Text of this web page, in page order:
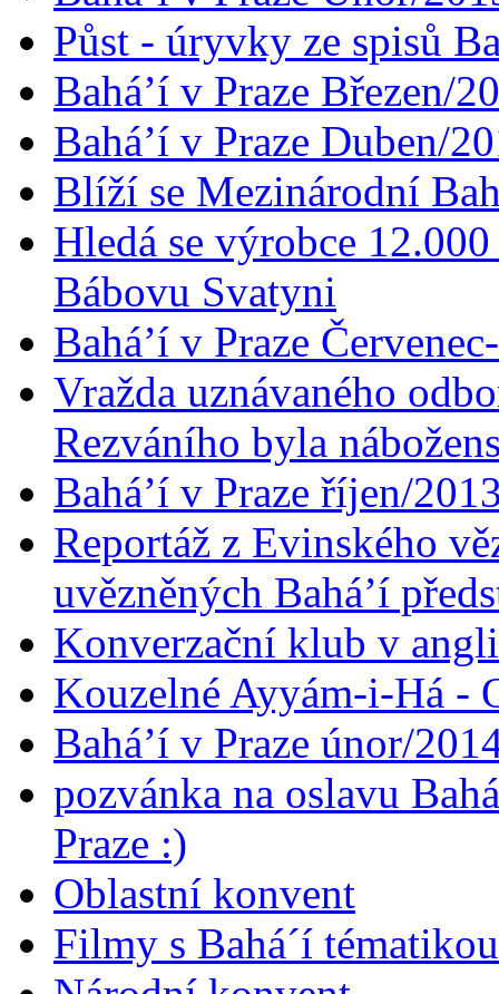
Půst - úryvky ze spisů
Bahá’í v Praze Březen/
Bahá’í v Praze Duben/
Blíží se Mezinárodní
Hledá se výrobce
Bábovu Svatyni
Bahá’í v Praze
Vražda uznávaného
Rezváního byla
Bahá’í v Praze říjen/
Reportáž z Evinského
uvězněných Bahá’í
Konverzační klub v
Kouzelné Ayyám-i-Há -
Bahá’í v Praze únor/
pozvánka na oslavu
Praze :)
Oblastní konvent
Filmy s Bahá´í